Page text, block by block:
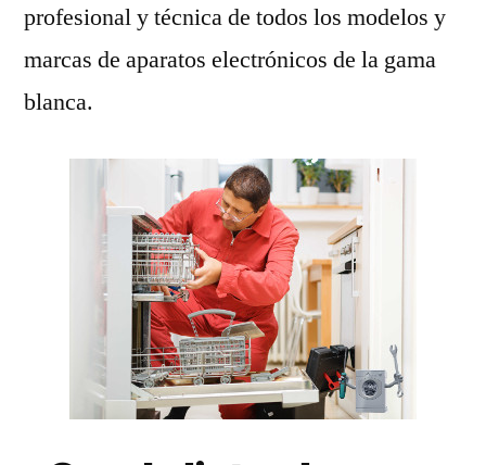
profesional y técnica de todos los modelos y
marcas de aparatos electrónicos de la gama
blanca.